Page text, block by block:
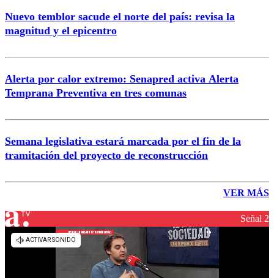
Nuevo temblor sacude el norte del país: revisa la
magnitud y el epicentro
Alerta por calor extremo: Senapred activa Alerta
Temprana Preventiva en tres comunas
Semana legislativa estará marcada por el fin de la
tramitación del proyecto de reconstrucción
VER MÁS
Señal 2